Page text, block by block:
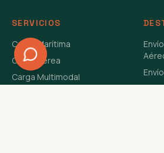
SERVICIOS
Carga Marítima
Carga Aérea
Carga Multimodal